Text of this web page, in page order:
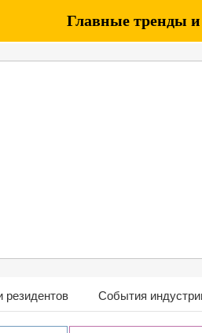
Главные тренды
резидентов События